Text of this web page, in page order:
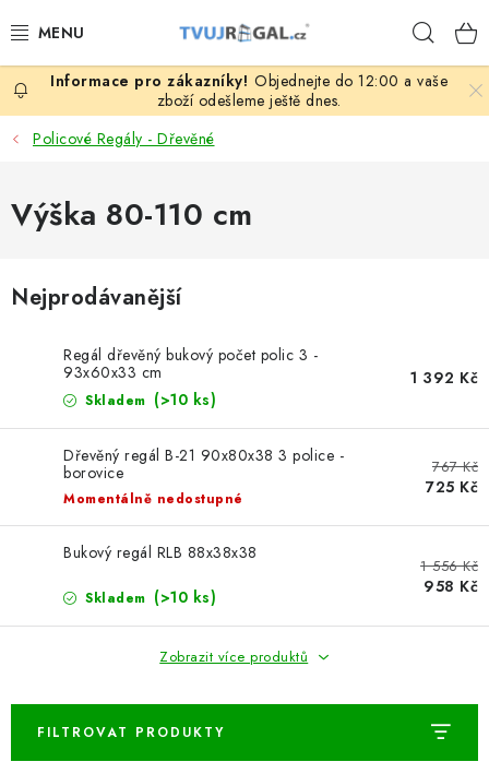
na
ZBOŽÍ ZA NÁKUPNÍ CENY
REGÁLY PODLE ROZMĚRŮ MATERIÁLU A SÉRIÍ
NEREZOVÉ A GASTRO PRODUKTY
DŮM, BYT
FIRMA, GARÁŽ, DÍLNA, SKLEP
ŽEBŘÍKY SCHŮDKY A LEŠENÍ
PARKOVACÍ BLOKÁDY
AKCE A SLEVY
Objednejte do 12:00 a vaše
zboží odešleme ještě dnes.
Policové Regály - Dřevěné
Výška 80-110 cm
Nejprodávanější
Regál dřevěný bukový počet polic 3 -
93x60x33 cm
Skladem (>10 ks)
1 392 Kč
Dřevěný regál B-21 90x80x38 3 police -
borovice
Momentálně nedostupné
767 Kč
725 Kč
Bukový regál RLB 88x38x38
Skladem (>10 ks)
1 556 Kč
958 Kč
Zobrazit více produktů
FILTROVAT PRODUKTY